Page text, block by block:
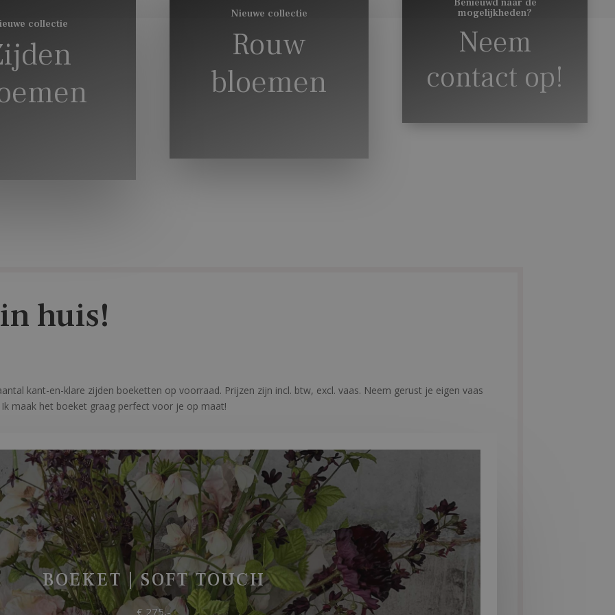
collectie
Nieuwe collectie
Rouw
bloemen
mogelijkheden?
Neem
contact op!
huis!
kant-en-klare zijden boeketten op voorraad. Prijzen zijn incl. btw, excl. vaas. Neem gerust je eigen vaas
maak het boeket graag perfect voor je op maat!
BOEKET | SOFT TOUCH
€ 275,-